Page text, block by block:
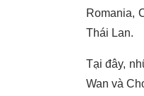
Romania,
Thái Lan.
Tại đây,
Wan và